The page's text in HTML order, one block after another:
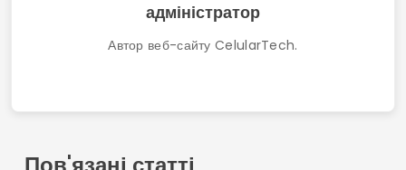
адміністратор
Автор веб-сайту CelularTech.